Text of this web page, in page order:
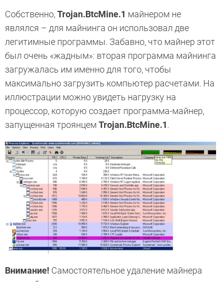
Собственно,Trojan.BtcMine.1 майнером не
являлся – для майнинга он использовал две
легитимные программы. Забавно, что майнер этот
был очень «жадным»: вторая программа майнинга
загружалась им именно для того, чтобы
максимально загрузить компьютер расчетами. На
иллюстрации можно увидеть нагрузку на
процессор, которую создает программа-майнер,
запущенная троянцем Trojan.BtcMine.1.
Внимание! Самостоятельное удаление майнера